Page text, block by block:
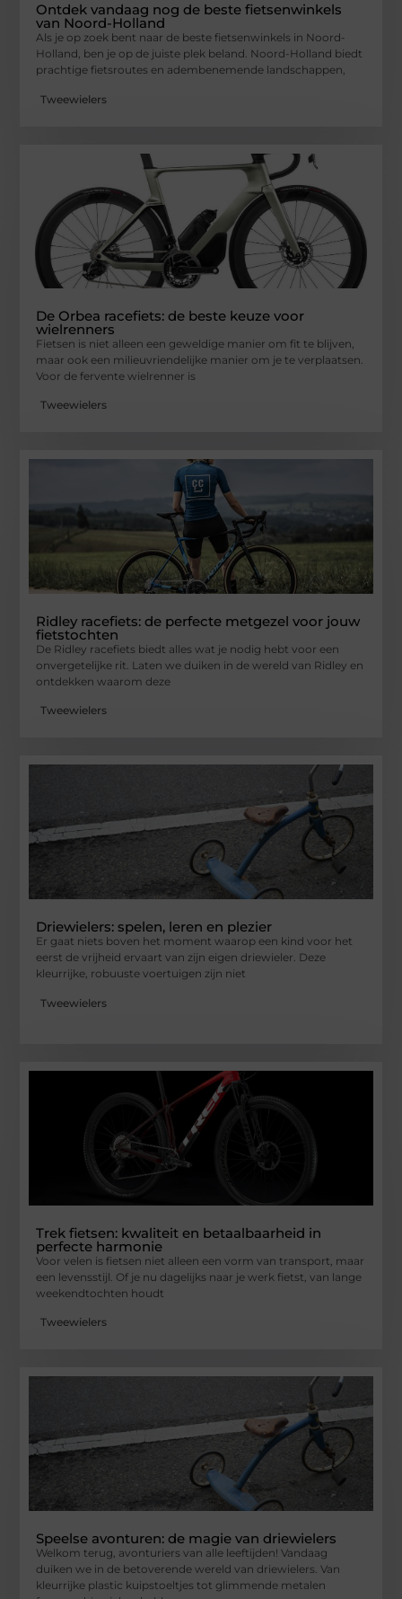
Ontdek vandaag nog de beste fietsenwinkels
van Noord-Holland
Als je op zoek bent naar de beste fietsenwinkels in Noord-
Holland, ben je op de juiste plek beland. Noord-Holland biedt
prachtige fietsroutes en adembenemende landschappen,
Tweewielers
De Orbea racefiets: de beste keuze voor
wielrenners
Fietsen is niet alleen een geweldige manier om fit te blijven,
maar ook een milieuvriendelijke manier om je te verplaatsen.
Voor de fervente wielrenner is
Tweewielers
Ridley racefiets: de perfecte metgezel voor jouw
fietstochten
De Ridley racefiets biedt alles wat je nodig hebt voor een
onvergetelijke rit. Laten we duiken in de wereld van Ridley en
ontdekken waarom deze
Tweewielers
Driewielers: spelen, leren en plezier
Er gaat niets boven het moment waarop een kind voor het
eerst de vrijheid ervaart van zijn eigen driewieler. Deze
kleurrijke, robuuste voertuigen zijn niet
Tweewielers
Trek fietsen: kwaliteit en betaalbaarheid in
perfecte harmonie
Voor velen is fietsen niet alleen een vorm van transport, maar
een levensstijl. Of je nu dagelijks naar je werk fietst, van lange
weekendtochten houdt
Tweewielers
Speelse avonturen: de magie van driewielers
Welkom terug, avonturiers van alle leeftijden! Vandaag
duiken we in de betoverende wereld van driewielers. Van
kleurrijke plastic kuipstoeltjes tot glimmende metalen